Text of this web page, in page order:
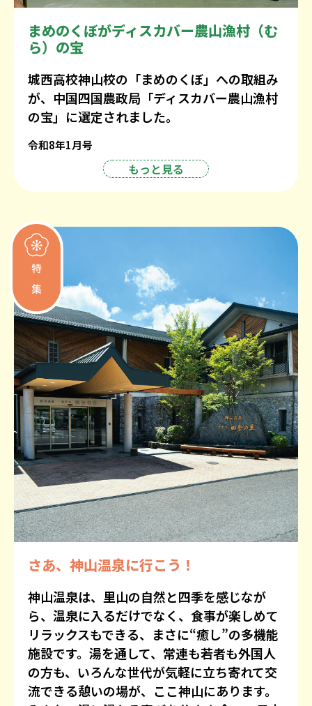
まめのくぼがディスカバー農山漁村（む
ら）の宝
城西高校神山校の「まめのくぼ」への取組み
が、中国四国農政局「ディスカバー農山漁村
の宝」に選定されました。
令和8年1月号
もっと見る
さあ、神山温泉に行こう！
神山温泉は、里山の自然と四季を感じなが
ら、温泉に入るだけでなく、食事が楽しめて
リラックスもできる、まさに“癒し”の多機能
施設です。湯を通して、常連も若者も外国人
の方も、いろんな世代が気軽に立ち寄れて交
流できる憩いの場が、ここ神山にあります。